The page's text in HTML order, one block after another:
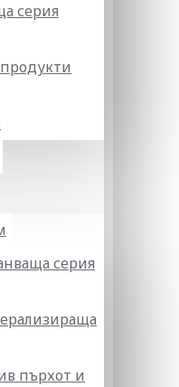
серия
серия
пърхот и